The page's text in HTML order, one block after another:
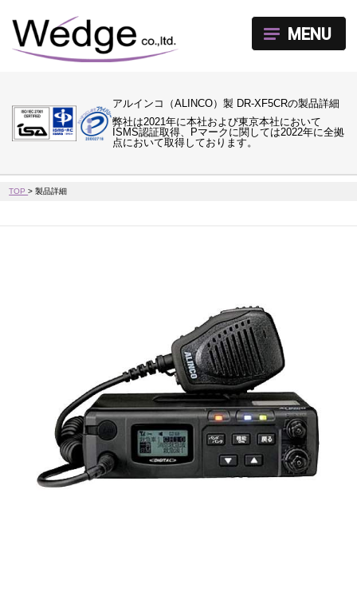
アルインコ（ALINCO）製 DR-XF5CRの製品詳細
弊社は2021年に本社および東京本社において
ISMS認証取得、Pマークに関しては2022年に全拠
点において取得しております。
MENU
TOP>製品詳細